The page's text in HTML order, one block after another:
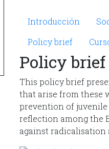
Microsite
Introducción
Policy brief
Policy brief
This policy brief
that arise from these
prevention of juvenile
reflection among the
against radicalisation